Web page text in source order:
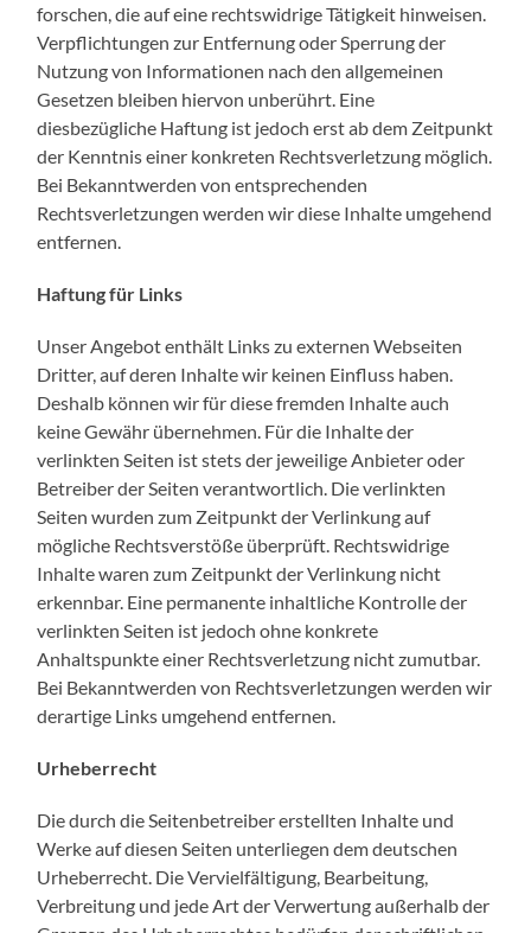
forschen, die auf eine rechtswidrige Tätigkeit hinweisen.
Verpflichtungen zur Entfernung oder Sperrung der
Nutzung von Informationen nach den allgemeinen
Gesetzen bleiben hiervon unberührt. Eine
diesbezügliche Haftung ist jedoch erst ab dem Zeitpunkt
der Kenntnis einer konkreten Rechtsverletzung möglich.
Bei Bekanntwerden von entsprechenden
Rechtsverletzungen werden wir diese Inhalte umgehend
entfernen.
Haftung für Links
Unser Angebot enthält Links zu externen Webseiten
Dritter, auf deren Inhalte wir keinen Einfluss haben.
Deshalb können wir für diese fremden Inhalte auch
keine Gewähr übernehmen. Für die Inhalte der
verlinkten Seiten ist stets der jeweilige Anbieter oder
Betreiber der Seiten verantwortlich. Die verlinkten
Seiten wurden zum Zeitpunkt der Verlinkung auf
mögliche Rechtsverstöße überprüft. Rechtswidrige
Inhalte waren zum Zeitpunkt der Verlinkung nicht
erkennbar. Eine permanente inhaltliche Kontrolle der
verlinkten Seiten ist jedoch ohne konkrete
Anhaltspunkte einer Rechtsverletzung nicht zumutbar.
Bei Bekanntwerden von Rechtsverletzungen werden wir
derartige Links umgehend entfernen.
Urheberrecht
Die durch die Seitenbetreiber erstellten Inhalte und
Werke auf diesen Seiten unterliegen dem deutschen
Urheberrecht. Die Vervielfältigung, Bearbeitung,
Verbreitung und jede Art der Verwertung außerhalb der